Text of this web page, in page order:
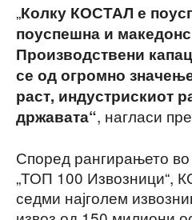
„Колку КОСТАЛ е
поуспешна и
Производствени
се од огромно
раст, индустрискиот
државата“, нагласи
Според рангирањето
„ТОП 100 Извозници“,
седми најголем